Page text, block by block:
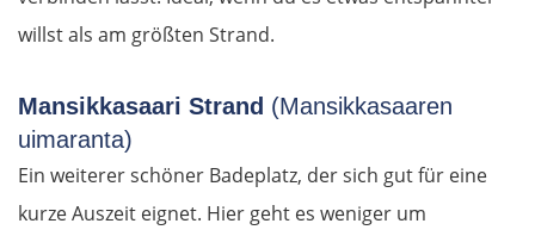
willst als am größten Strand.
Mansikkasaari Strand (Mansikkasaaren
uimaranta)
Ein weiterer schöner Badeplatz, der sich gut für eine
kurze Auszeit eignet. Hier geht es weniger um
Águilas
Almería
Motril